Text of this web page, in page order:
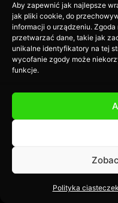
Aby zapewnić jak najlepsze
jak pliki cookie, do
informacji o urządzeniu.
przetwarzać dane, takie jak
unikalne identyfikatory na tej
wycofanie zgody może
funkcje.
Polityka ciasteczek
REGULAMINY I